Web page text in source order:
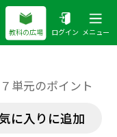
教科の広場 ログイン メニュー
単元のポイント
に入りに追加